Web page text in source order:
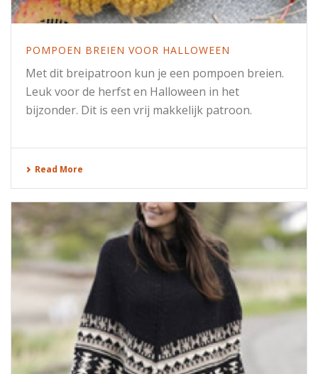
POMPOEN BREIEN VOOR HALLOWEEN
Met dit breipatroon kun je een pompoen breien.
Leuk voor de herfst en Halloween in het
bijzonder. Dit is een vrij makkelijk patroon.
Read More